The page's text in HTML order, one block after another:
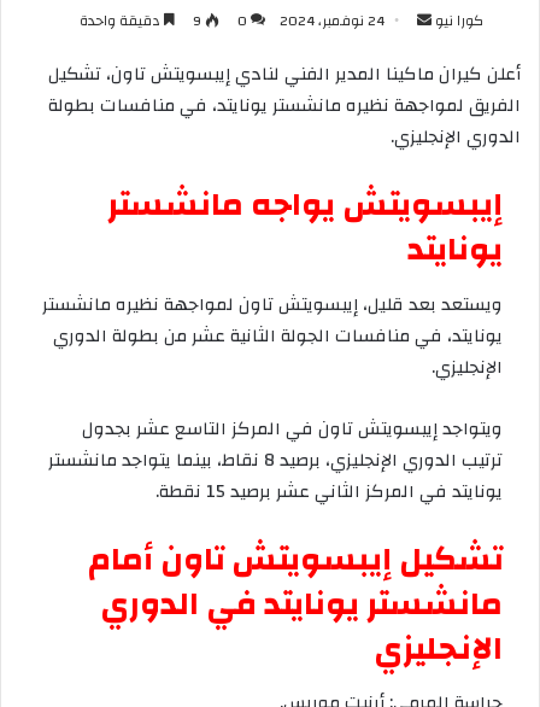
كورا نيو
أرسل
إلكترونيا
24 نوفمبر، 2024 0
9 دقيقة واحدة
أعلن كيرانماكينا المدير الفني لناديإيبسويتشتاون،تشكيل
الفريق لمواجهةنظيرهمانشستريونايتد، فيمنافساتبطولة
الدوري الإنجليزي.
إيبسويتشيواجه مانشستر
يونايتد
ويستعدبعد قليل،إيبسويتشتاون لمواجهةنظيرهمانشستر
يونايتد، فيمنافسات الجولة الثانيةعشرمنبطولة الدوري
الإنجليزي.
ويتواجدإيبسويتشتاون في المركز التاسععشربجدول
ترتيب الدوري الإنجليزي، برصيد نقاط، بينما يتواجدمانشستر
يونايتد في المركز الثانيعشربرصيد نقطة.
تشكيلإيبسويتشتاونأمام
مانشستريونايتدفي الدوري
الإنجليزي